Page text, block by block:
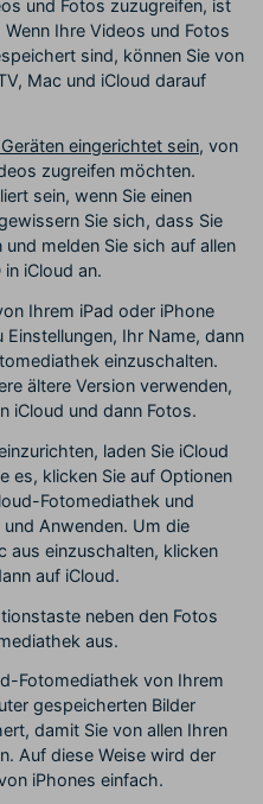
und Fotos zuzugreifen, ist
Ihre Videos und Fotos
sind, können Sie von
Mac und iCloud darauf
eingerichtet sein, von
zugreifen möchten.
sein, wenn Sie einen
Sie sich, dass Sie
melden Sie sich auf allen
iCloud an.
Ihrem iPad oder iPhone
Ihr Name, dann
einzuschalten.
ältere Version verwenden,
iCloud und dann Fotos.
laden Sie iCloud
es, klicken Sie auf Optionen
Fotomediathek und
Anwenden. Um die
aus einzuschalten, klicken
auf iCloud.
neben den Fotos
aus.
Fotomediathek von Ihrem
gespeicherten Bilder
damit Sie von allen Ihren
Auf diese Weise wird der
iPhones einfach.